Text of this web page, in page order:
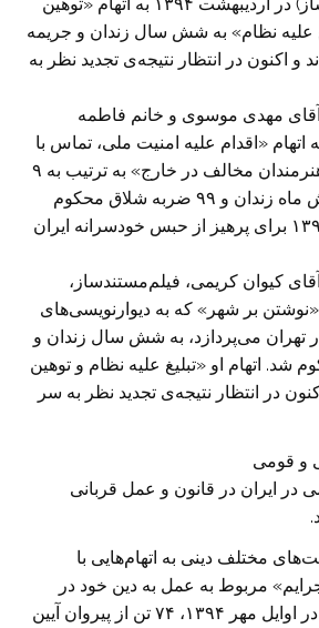
علیه نظام» به شش سال زندان و جریمه
و اکنون در انتظار نتیجه‌ی تجدید نظر به
۲۱ مهر ۱۳۹۴، آقای مهدی موسوی و خانم فاطمه
«اقدام علیه امنیت ملی، تماس با
رسانه‌های خارجی و هنرمندان مخالف در خارج» به ترتیب به ۹
سال و ۱۱ سال و شش ماه زندان و ۹۹ ضربه شلاق محکوم
شدند. این دو در آذر ۱۳۹۴ برای پرهیز از حبس خودسرانه ایران
۲۳ مهر ۱۳۹۴، آقای کیوان کریمی، فیلم‌مستندساز،
بر شهر» که به دیوارنویسی‌های
از انقلاب ۱۳۵۷ در تهران می‌پردازد، به شش سال زندان و
شد. اتهام او «تبلیغ علیه نظام و توهین
در انتظار نتیجه‌ی تجدید نظر به سر
در ایران در قانون و عمل قربانی
مختلف دینی به اتهام‌هایی با
مربوط به عمل به دین خود در
زندان به سر می‌برند. در اوایل مهر ۱۳۹۴، ۷۴ تن از پیروان آیین